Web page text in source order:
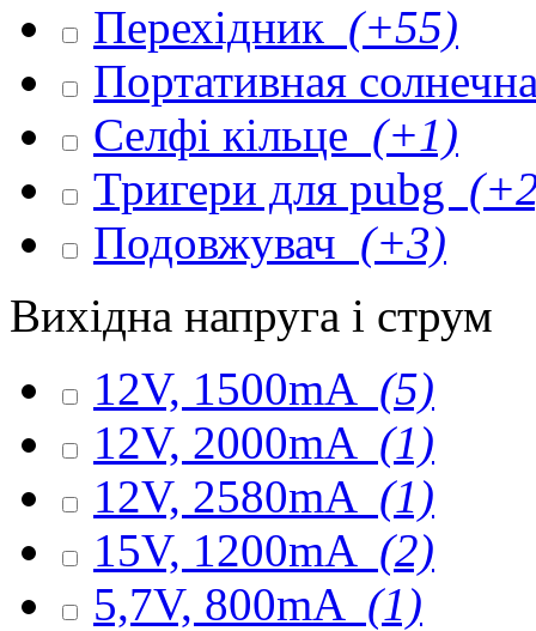
Перехідник (+55)
Портативная
Селфі кільце (+1)
Тригери для pubg
Подовжувач (+3)
Вихідна напруга і струм
12V, 1500mA (5)
12V, 2000mA (1)
12V, 2580mA (1)
15V, 1200mA (2)
5,7V, 800mA (1)